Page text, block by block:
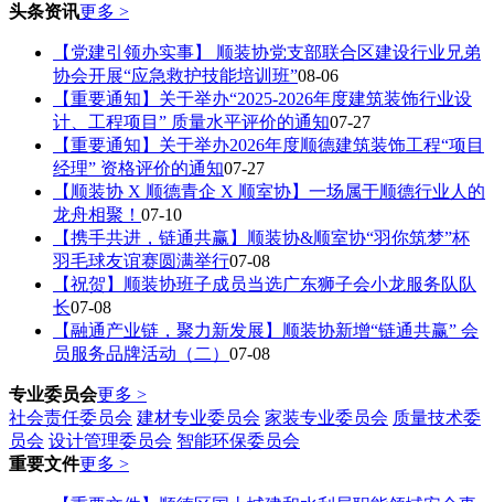
头条资讯更多 >
【党建引领办实事】 顺装协党支部联合区建设行业兄弟
协会开展“应急救护技能培训班”08-06
【重要通知】关于举办“2025-2026年度建筑装饰行业设
计、工程项目” 质量水平评价的通知07-27
【重要通知】关于举办2026年度顺德建筑装饰工程“项目
经理” 资格评价的通知07-27
【顺装协 X 顺德青企 X 顺室协】一场属于顺德行业人的
龙舟相聚！ 07-10
【携手共进，链通共赢】顺装协&顺室协“羽你筑梦”杯
羽毛球友谊赛圆满举行07-08
【祝贺】顺装协班子成员当选广东狮子会小龙服务队队
长07-08
【融通产业链，聚力新发展】顺装协新增“链通共赢” 会
员服务品牌活动（二） 07-08
专业委员会更多 >
社会责任委员会 建材专业委员会 家装专业委员会 质量技术委
员会 设计管理委员会 智能环保委员会
重要文件更多 >